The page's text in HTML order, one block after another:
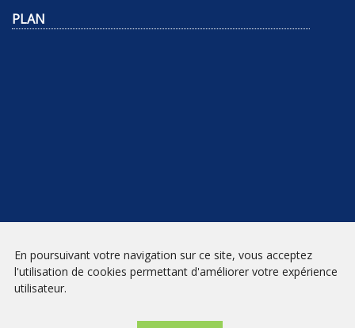
PLAN
INSCRIPTION
Conditions générales de vente
En poursuivant votre navigation sur ce site, vous acceptez
l'utilisation de cookies permettant d'améliorer votre expérience
utilisateur.